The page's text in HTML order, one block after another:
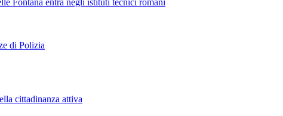
Fontana entra negli istituti tecnici romani
di Polizia
cittadinanza attiva